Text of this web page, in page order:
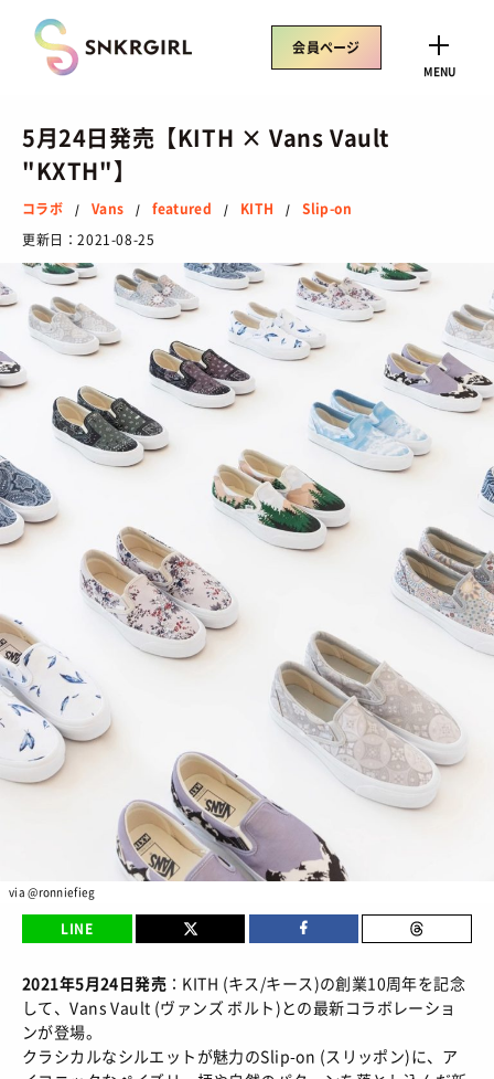
content
CLOSE
トレンドワード
サイズ感 骨格タイプ別
コラボ
サンダル Nike
ASICS
New Balance
Salomon
SNEAKERS
TOP/ スニーカートップ
BRANDS / ブランドから探す
COLORS / カラーで探す
CALENDAR/ 発売日カレンダー
STYLES
TOP/ スタイルトップ
STYLE IDEA
STYLE SNAP / ストリートスナップ
BEAUTY
TOP
/ ビューティートップ
COSMETICS/ コスメアイテム
SNEAKER MIX/ スニーカーMIX
KOREAN COSME
MAKE UP / チュートリアル
FEATURE
/ 特集トップ
COLUMNS/ コラム
FASHION
HOW TO / あれこれハウツー
/ カルチャートップ
MUSIC/ 音楽
MOVIE
ART/ アート
FOOD / 食文化
ABOUT
SNKRGIRLとは
運営会社
プライバシーポリシー
会員ログイン
新規会員登録
会員ページ
MENU
5月24日発売【KITH × Vans Vault
"KXTH"】
コラボ / Vans /featured / KITH /Slip-on
更新日：2021-08-25
via @ronniefieg
LINE
2021年5月24日発売 ：KITH (キス/キース)の創業10周年を記念
して、Vans Vault (ヴァンズ ボルト)との最新コラボレーショ
ンが登場。
クラシカルなシルエットが魅力のSlip-on (スリッポン)に、ア